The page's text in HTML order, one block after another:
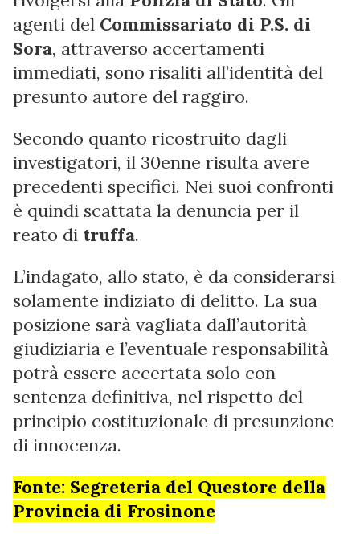
agenti del Commissariato di P.S. di
Sora, attraverso accertamenti
immediati, sono risaliti all’identità del
presunto autore del raggiro.
Secondo quanto ricostruito dagli
investigatori, il 30enne risulta avere
precedenti specifici. Nei suoi confronti
è quindi scattata la denuncia per il
reato di truffa.
L’indagato, allo stato, è da considerarsi
solamente indiziato di delitto. La sua
posizione sarà vagliata dall’autorità
giudiziaria e l’eventuale responsabilità
potrà essere accertata solo con
sentenza definitiva, nel rispetto del
principio costituzionale di presunzione
di innocenza.
Fonte: Segreteria del Questore della
Provincia di Frosinone